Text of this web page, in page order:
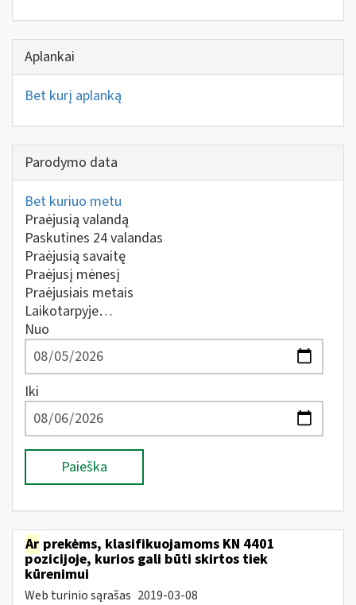
Aplankai
Bet kurį aplanką
Parodymo data
Bet kuriuo metu
Praėjusią valandą
Paskutines 24 valandas
Praėjusią savaitę
Praėjusį mėnesį
Praėjusiais metais
Laikotarpyje…
Nuo
Iki
Paieška
Ar prekėms, klasifikuojamoms KN 4401
pozicijoje, kurios gali būti skirtos tiek
kūrenimui
Web turinio sąrašas 2019-03-08